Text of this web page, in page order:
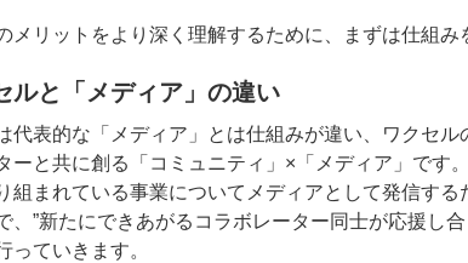
メリットをより深く理解するために、まずは仕組み
ルと「メディア」の違い
代表的な「メディア」とは仕組みが違い、ワクセ
ーと共に創る「コミュニティ」×「メディア」です。
組まれている事業についてメディアとして発信す
、”新たにできあがるコラボレーター同士が応援し
っていきます。